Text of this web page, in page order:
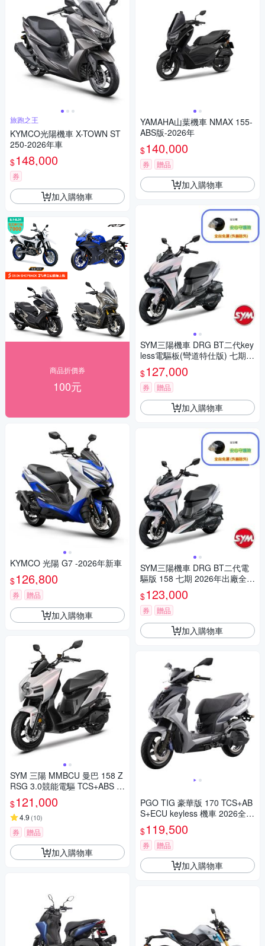
旅跑之王
KYMCO光陽機車 X-TOWN ST
250-2026年車
$148,000
券
加入購物車
商品折價券
100元
KYMCO 光陽 G7 -2026年新車
$126,800
券 贈品
加入購物車
SYM 三陽 MMBCU 曼巴 158 Z
RSG 3.0競能電驅 TCS+ABS 雙
碟煞(2026年全新機車/電驅版)
$121,000
4.9 (10)
券 贈品
加入購物車
YAMAHA山葉機車 NMAX 155-
ABS版-2026年
$140,000
券 贈品
加入購物車
SYM三陽機車 DRG BT二代key
less電驅板(彎道特仕版) 七期 2
026年出廠全新機車
$127,000
券 贈品
加入購物車
SYM三陽機車 DRG BT二代電
驅版 158 七期 2026年出廠全新
機車
$123,000
券 贈品
加入購物車
PGO TIG 豪華版 170 TCS+AB
S+ECU keyless 機車 2026全新
車(水冷之王)
$119,500
券 贈品
加入購物車